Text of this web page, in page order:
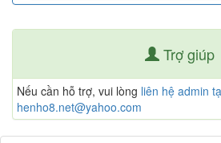
Bình minh -Chat
Hoang tu lang man-Chat
Toan-Chat
Trợ giúp
Nếu cần hỗ trợ, vui lòng liên hệ admin
henho8.net@yahoo.com